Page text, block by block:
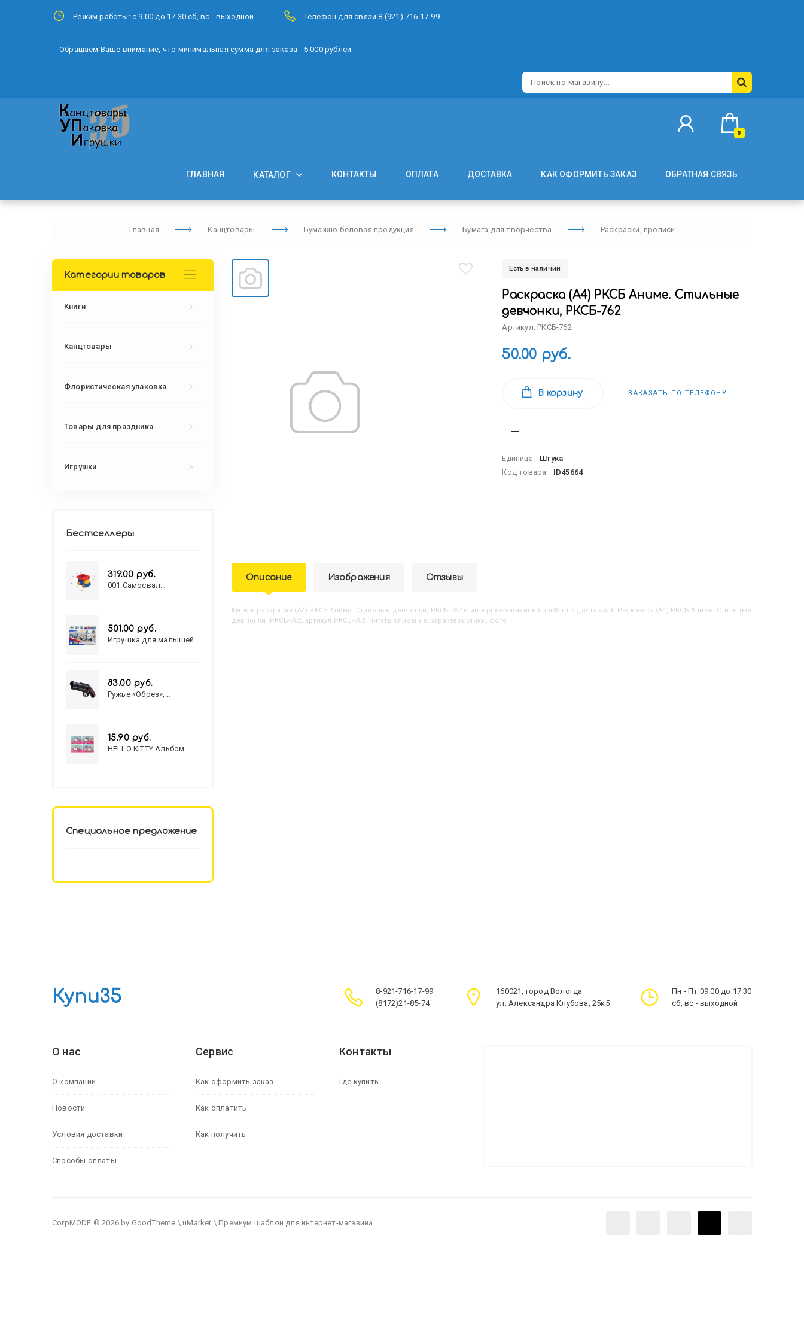
Режим работы: с 9.00 до 17.30 сб, вс - выходной Телефон для связи 8 (921) 716 17-99
Обращаем Ваше внимание, что минимальная сумма для заказа - 5 000 рублей
0
ГЛАВНАЯ КАТАЛОГ КОНТАКТЫ ОПЛАТА ДОСТАВКА КАК ОФОРМИТЬ ЗАКАЗ ОБРАТНАЯ СВЯЗЬ
Главная Канцтовары Бумажно-беловая продукция Бумага для творчества Раскраски, прописи
Есть в наличии
Раскраска (А4) РКСБ Аниме. Стильные
девчонки, РКСБ-762
Артикул: РКСБ-762
50.00 руб.
В корзину — ЗАКАЗАТЬ ПО ТЕЛЕФОНУ
Единица:
Штука
Код товара:
ID45664
Описание Изображения Отзывы
Купить Раскраска (А4) РКСБ Аниме. Стильные девчонки, РКСБ-762 в интернет-магазине kupi35.ru с доставкой. Раскраска (А4) РКСБ Аниме. Стильные
девчонки, РКСБ-762, артикул РКСБ-762: читать описание, характеристики, фото
Категории товаров
Книги
Канцтовары
Флористическая упаковка
Товары для праздника
Игрушки
Бестселлеры
319.00 руб.
001 Самосвал
501.00 руб.
Игрушка для малышей
83.00 руб.
Ружье «Обрез»,
15.90 руб.
HELLO KITTY Альбом
Специальное предложение
Купи35
8-921-716-17-99
(8172)21-85-74
160021, город Вологда
ул. Александра Клубова, 25к5
Пн - Пт 09.00 до 17.30
сб, вс - выходной
О нас
О компании
Новости
Условия доставки
Способы оплаты
Сервис
Как оформить заказ
Как оплатить
Как получить
Контакты
Где купить
CorpMODE © 2026 by GoodTheme \ uMarket \ Премиум шаблон для интернет-магазина